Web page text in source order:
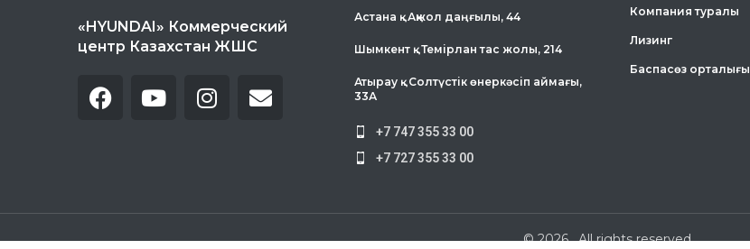
«HYUNDAI» Коммерческий
центр Казахстан ЖШС
Астана қ . Ақжол даңғылы, 44
Шымкент қ . Темірлан тас жолы, 214
Атырау қ . Солтүстік өнеркәсіп аймағы,
33А
+7 747 355 33 00
+7 727 355 33 00
Компания туралы
Лизинг
Баспасөз орталығы
© 2026. All rights reserved